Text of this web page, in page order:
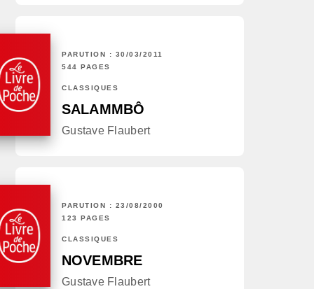
PARUTION : 30/03/2011
544 PAGES
CLASSIQUES
SALAMMBÔ
Gustave Flaubert
PARUTION : 23/08/2000
123 PAGES
CLASSIQUES
NOVEMBRE
Gustave Flaubert